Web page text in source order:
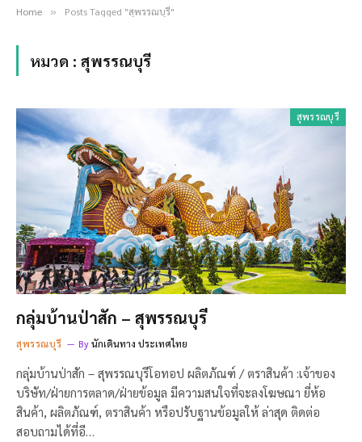
Home » Posts Tagged "สุพรรณบุรี"
หมวด :สุพรรณบุรี
สุพรรณบุรี
กลุ่มบ้านป่าสัก – สุพรรณบุรี
สุพรรณบุรี By นักเดินทาง ประเทศไทย
กลุ่มบ้านป่าสัก – สุพรรณบุรีโอทอป ผลิตภัณฑ์ / ตราสินค้า :เจ้าของ
บริษัท/ฝ่ายการตลาด/ฝ่ายข้อมูล มีความสนใจที่จะลงโฆษณา ยี่ห้อ
สินค้า, ผลิตภัณฑ์, ตราสินค้า หรือปรับฐานข้อมูลให้ ล่าสุด ติดต่อ
สอบถามได้ที่อี…